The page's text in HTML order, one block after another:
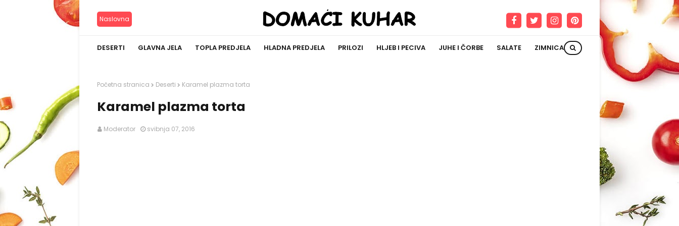
Naslovna
DESERTI GLAVNA JELA TOPLA PREDJELA HLADNA PREDJELA PRILOZI HLJEB I PECIVA JUHE I ČORBE SALATE ZIMNICA
Početna stranica Deserti Karamel plazma torta
Karamel plazma torta
Moderator svibnja 07, 2016